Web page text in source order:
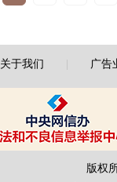
关于我们 广告
版权